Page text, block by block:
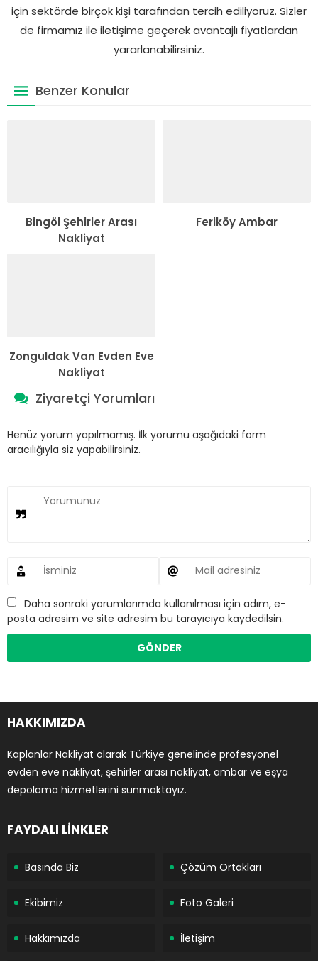
için sektörde birçok kişi tarafından tercih ediliyoruz. Sizler
de firmamız ile iletişime geçerek avantajlı fiyatlardan
yararlanabilirsiniz.
Benzer Konular
Bingöl Şehirler Arası
Nakliyat
Feriköy Ambar
Zonguldak Van Evden Eve
Nakliyat
Ziyaretçi Yorumları
Henüz yorum yapılmamış. İlk yorumu aşağıdaki form
aracılığıyla siz yapabilirsiniz.
Daha sonraki yorumlarımda kullanılması için adım, e-
posta adresim ve site adresim bu tarayıcıya kaydedilsin.
HAKKIMIZDA
Kaplanlar Nakliyat olarak Türkiye genelinde profesyonel
evden eve nakliyat, şehirler arası nakliyat, ambar ve eşya
depolama hizmetlerini sunmaktayız.
FAYDALI LİNKLER
Basında Biz Çözüm Ortakları
Ekibimiz Foto Galeri
Hakkımızda İletişim